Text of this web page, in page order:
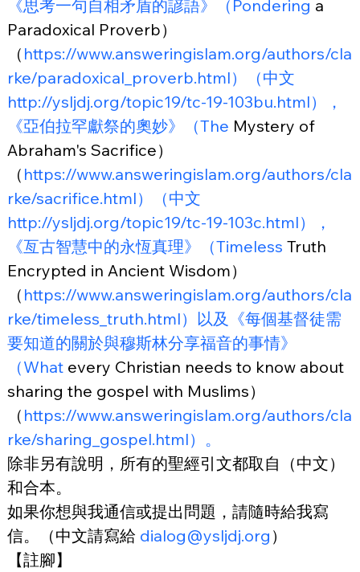
《思考一句自相矛盾的諺語》（Pondering a
Paradoxical Proverb）
（ https://www.answeringislam.org/authors/cla
rke/paradoxical_proverb.html）（中文
http://ysljdj.org/topic19/tc-19-103bu.html），
《亞伯拉罕獻祭的奧妙》（The Mystery of
Abraham's Sacrifice）
（ https://www.answeringislam.org/authors/cla
rke/sacrifice.html）（中文
http://ysljdj.org/topic19/tc-19-103c.html），
《亙古智慧中的永恆真理》（Timeless Truth
Encrypted in Ancient Wisdom）
（ https://www.answeringislam.org/authors/cla
rke/timeless_truth.html）以及《每個基督徒需
要知道的關於與穆斯林分享福音的事情》
（What every Christian needs to know about
sharing the gospel with Muslims）
（ https://www.answeringislam.org/authors/cla
rke/sharing_gospel.html）。
除非另有說明，所有的聖經引文都取自（中文）
和合本。
如果你想與我通信或提出問題，請隨時給我寫
信。（中文請寫給 dialog@ysljdj.org ）
【註腳】